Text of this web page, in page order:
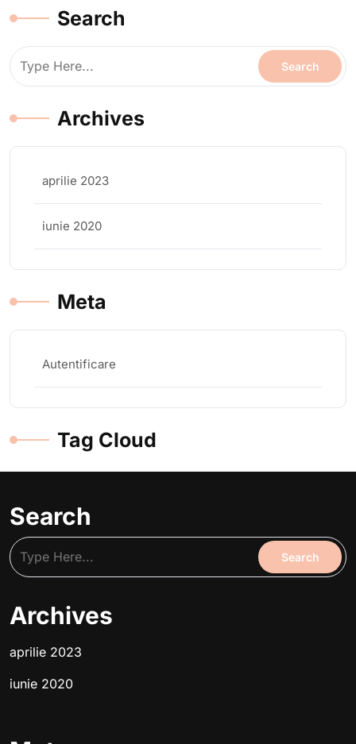
Search
Archives
aprilie 2023
iunie 2020
Meta
Autentificare
Tag Cloud
Search
Archives
aprilie 2023
iunie 2020